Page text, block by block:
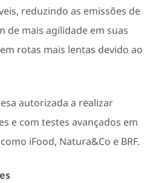
reduzindo as emissões de
de mais agilidade em suas
rotas mais lentas devido ao
autorizada a realizar
e com testes avançados em
iFood, Natura&Co e BRF.